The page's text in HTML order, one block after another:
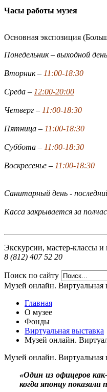
Часы работы музея
Основная экспозиция
Понедельник – выходной день
Вторник – 11:00-18:30
Среда – 12:00-20:00
Четверг – 11:00-18:30
Пятница – 11:00-18:30
Суббота – 11:00-18:30
Воскресенье – 11:00-18:30
Санитарный день -
Касса закрывается за
Экскурсии, мастер-классы и
8 (812) 407 52 20
Поиск по сайту
Музей онлайн. Виртуальная
Главная
О музее
Фонды
Виртуальная выставка
Музей онлайн.
Музей онлайн. Виртуальная
«Один из офицеров
когда японцу